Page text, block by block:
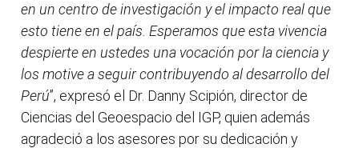
en un centro de investigación y el impacto real que
esto tiene en el país. Esperamos que esta vivencia
despierte en ustedes una vocación por la ciencia y
los motive a seguir contribuyendo al desarrollo del
Perú”, expresó el Dr. Danny Scipión, director de
Ciencias del Geoespacio del IGP, quien además
agradeció a los asesores por su dedicación y